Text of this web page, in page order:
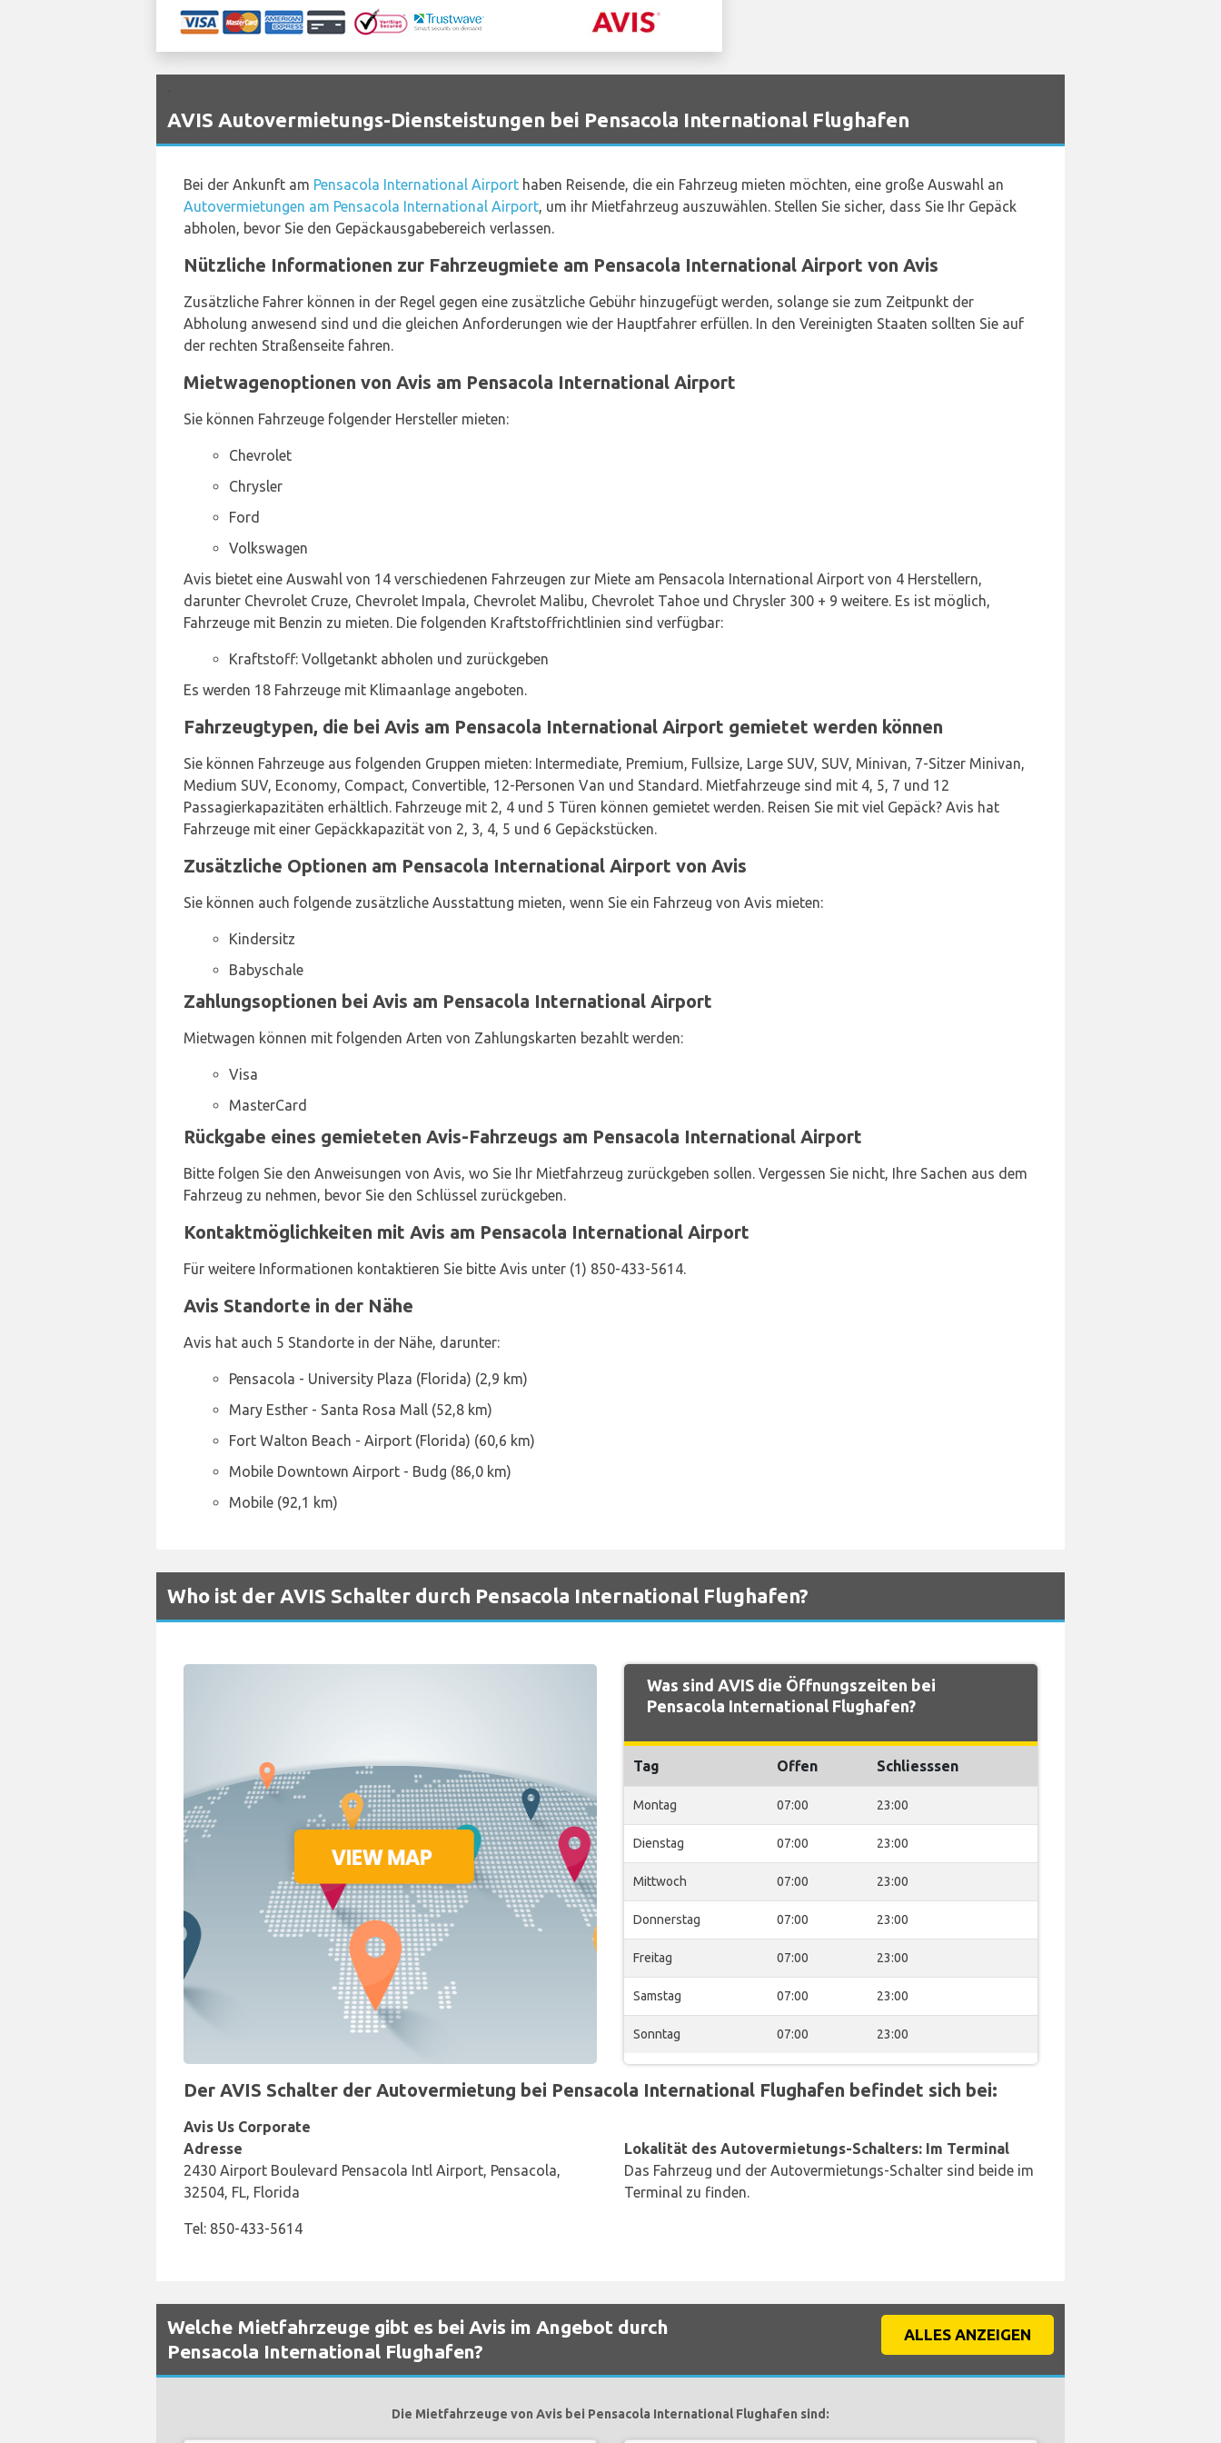
AVIS Autovermietungs-Diensteistungen bei Pensacola International Flughafen
Bei der Ankunft am Pensacola International Airport haben Reisende, die ein Fahrzeug mieten möchten, eine große Auswahl an
Autovermietungen am Pensacola International Airport, um ihr Mietfahrzeug auszuwählen. Stellen Sie sicher, dass Sie Ihr Gepäck
abholen, bevor Sie den Gepäckausgabebereich verlassen.
Nützliche Informationen zur Fahrzeugmiete am Pensacola International Airport von Avis
Zusätzliche Fahrer können in der Regel gegen eine zusätzliche Gebühr hinzugefügt werden, solange sie zum Zeitpunkt der
Abholung anwesend sind und die gleichen Anforderungen wie der Hauptfahrer erfüllen. In den Vereinigten Staaten sollten Sie auf
der rechten Straßenseite fahren.
Mietwagenoptionen von Avis am Pensacola International Airport
Sie können Fahrzeuge folgender Hersteller mieten:
Chevrolet
Chrysler
Ford
Volkswagen
Avis bietet eine Auswahl von 14 verschiedenen Fahrzeugen zur Miete am Pensacola International Airport von 4 Herstellern,
darunter Chevrolet Cruze, Chevrolet Impala, Chevrolet Malibu, Chevrolet Tahoe und Chrysler 300 + 9 weitere. Es ist möglich,
Fahrzeuge mit Benzin zu mieten. Die folgenden Kraftstoffrichtlinien sind verfügbar:
Kraftstoff: Vollgetankt abholen und zurückgeben
Es werden 18 Fahrzeuge mit Klimaanlage angeboten.
Fahrzeugtypen, die bei Avis am Pensacola International Airport gemietet werden können
Sie können Fahrzeuge aus folgenden Gruppen mieten: Intermediate, Premium, Fullsize, Large SUV, SUV, Minivan, 7-Sitzer Minivan,
Medium SUV, Economy, Compact, Convertible, 12-Personen Van und Standard. Mietfahrzeuge sind mit 4, 5, 7 und 12
Passagierkapazitäten erhältlich. Fahrzeuge mit 2, 4 und 5 Türen können gemietet werden. Reisen Sie mit viel Gepäck? Avis hat
Fahrzeuge mit einer Gepäckkapazität von 2, 3, 4, 5 und 6 Gepäckstücken.
Zusätzliche Optionen am Pensacola International Airport von Avis
Sie können auch folgende zusätzliche Ausstattung mieten, wenn Sie ein Fahrzeug von Avis mieten:
Kindersitz
Babyschale
Zahlungsoptionen bei Avis am Pensacola International Airport
Mietwagen können mit folgenden Arten von Zahlungskarten bezahlt werden:
Visa
MasterCard
Rückgabe eines gemieteten Avis-Fahrzeugs am Pensacola International Airport
Bitte folgen Sie den Anweisungen von Avis, wo Sie Ihr Mietfahrzeug zurückgeben sollen. Vergessen Sie nicht, Ihre Sachen aus dem
Fahrzeug zu nehmen, bevor Sie den Schlüssel zurückgeben.
Kontaktmöglichkeiten mit Avis am Pensacola International Airport
Für weitere Informationen kontaktieren Sie bitte Avis unter (1) 850-433-5614.
Avis Standorte in der Nähe
Avis hat auch 5 Standorte in der Nähe, darunter:
Pensacola - University Plaza (Florida) (2,9 km)
Mary Esther - Santa Rosa Mall (52,8 km)
Fort Walton Beach - Airport (Florida) (60,6 km)
Mobile Downtown Airport - Budg (86,0 km)
Mobile (92,1 km)
Who ist der AVIS Schalter durch Pensacola International Flughafen?
Was sind AVIS die Öffnungszeiten bei
Pensacola International Flughafen?
Tag Offen Schliesssen
Montag 07:00 23:00
Dienstag 07:00 23:00
Mittwoch 07:00 23:00
Donnerstag 07:00 23:00
Freitag 07:00 23:00
Samstag 07:00 23:00
Sonntag 07:00 23:00
Der AVIS Schalter der Autovermietung bei Pensacola International Flughafen befindet sich bei:
Avis Us Corporate
Adresse
2430 Airport Boulevard Pensacola Intl Airport, Pensacola,
32504, FL, Florida
Tel: 850-433-5614
Lokalität des Autovermietungs-Schalters: Im Terminal
Das Fahrzeug und der Autovermietungs-Schalter sind beide im
Terminal zu finden.
Welche Mietfahrzeuge gibt es bei Avis im Angebot durch
Pensacola International Flughafen?
ALLES ANZEIGEN
Die Mietfahrzeuge von Avis bei Pensacola International Flughafen sind: